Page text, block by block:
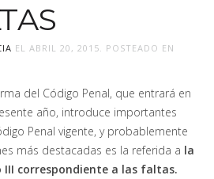
EL ABRIL 20, 2015. POSTEADO EN
del Código Penal, que entrará en
año, introduce importantes
Penal vigente, y probablemente
más destacadas es la referida a la
III correspondiente a las faltas.